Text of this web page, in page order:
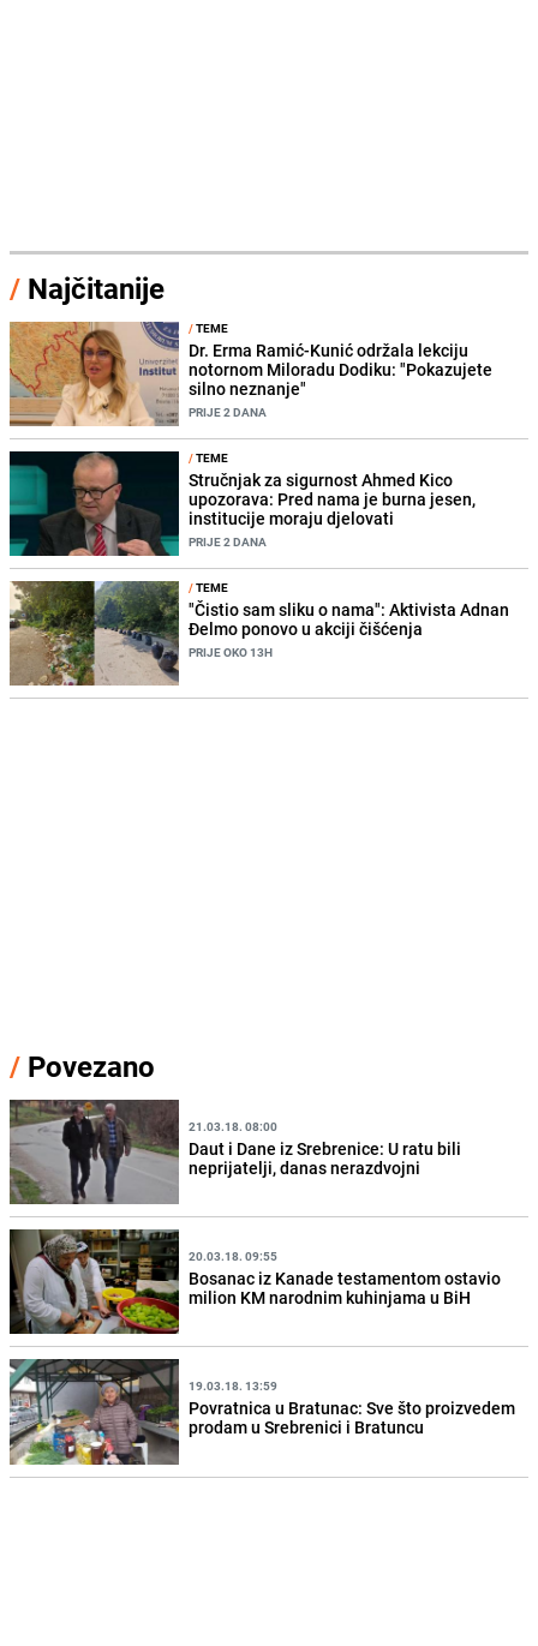
/ Najčitanije
/TEME
Dr. Erma Ramić-Kunić održala lekciju
notornom Miloradu Dodiku: "Pokazujete
silno neznanje"
PRIJE 2 DANA
/TEME
Stručnjak za sigurnost Ahmed Kico
upozorava: Pred nama je burna jesen,
institucije moraju djelovati
PRIJE 2 DANA
/TEME
"Čistio sam sliku o nama": Aktivista Adnan
Đelmo ponovo u akciji čišćenja
PRIJE OKO 13H
/ Povezano
21.03.18. 08:00
Daut i Dane iz Srebrenice: U ratu bili
neprijatelji, danas nerazdvojni
20.03.18. 09:55
Bosanac iz Kanade testamentom ostavio
milion KM narodnim kuhinjama u BiH
19.03.18. 13:59
Povratnica u Bratunac: Sve što proizvedem
prodam u Srebrenici i Bratuncu